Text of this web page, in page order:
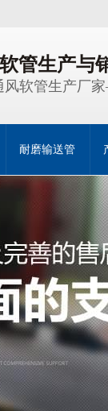
管生产与
风软管生产厂
耐磨输送管